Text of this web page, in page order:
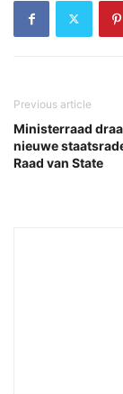
Previous article
Ministerraad
nieuwe
Raad van State